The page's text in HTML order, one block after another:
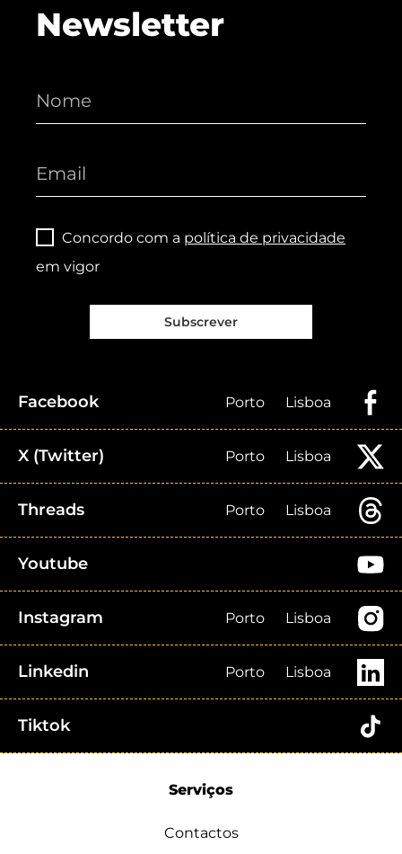
Newsletter
Concordo com a política de privacidade
em vigor
Subscrever
Facebook Porto Lisboa
X (Twitter) Porto Lisboa
Threads Porto Lisboa
Youtube
Instagram Porto Lisboa
Linkedin Porto Lisboa
Tiktok
Serviços
Contactos